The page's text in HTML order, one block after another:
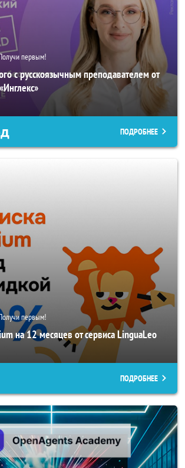
первым!
с русскоязычным преподавателем от
ПОДРОБНЕЕ
первым!
на 12 месяцев от сервиса LinguaLeo
ПОДРОБНЕЕ